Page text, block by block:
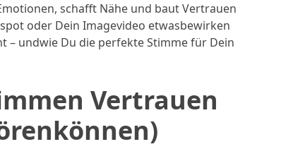
schafft Nähe und baut Vertrauen
oder Dein Imagevideo etwasbewirken
– undwie Du die perfekte Stimme für Dein
Vertrauen